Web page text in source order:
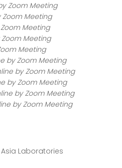
Zoom Meeting
Zoom Meeting
Meeting
Meeting
Meeting
by Zoom Meeting
by Zoom Meeting
by Zoom Meeting
by Zoom Meeting
by Zoom Meeting
Laboratories